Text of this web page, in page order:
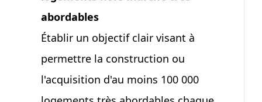
abordables
Établir un objectif clair visant à
permettre la construction ou
l'acquisition d'au moins 100 000